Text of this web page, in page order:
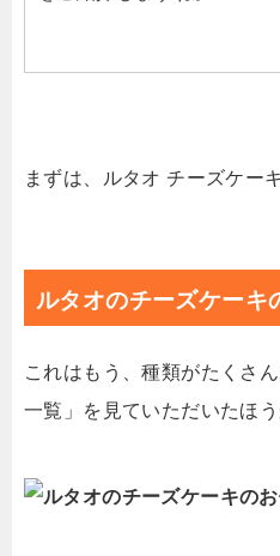
まずは、ルタオ チーズケー
ルタオのチーズケーキ
これはもう、種類がたくさ
一覧」を見ていただいたほ